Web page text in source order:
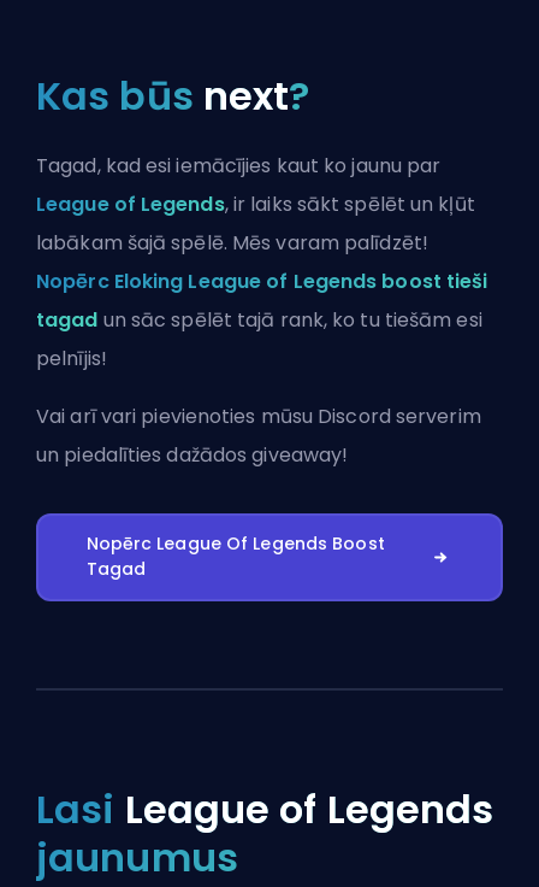
Kas būs next?
Tagad, kad esi iemācījies kaut ko jaunu par
League of Legends, ir laiks sākt spēlēt un kļūt
labākam šajā spēlē. Mēs varam palīdzēt!
Nopērc Eloking League of Legends boost tieši
tagad un sāc spēlēt tajā rank, ko tu tiešām esi
pelnījis!
Vai arī vari pievienoties mūsu Discord serverim
un piedalīties dažādos giveaway!
Nopērc League Of Legends Boost
Tagad
Lasi League of Legends
jaunumus